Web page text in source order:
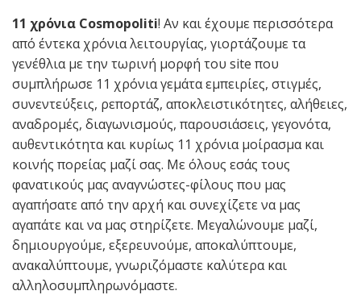
11 χρόνια Cosmopoliti! Αν και έχουμε περισσότερα
από έντεκα χρόνια λειτουργίας, γιορτάζουμε τα
γενέθλια με την τωρινή μορφή του site που
συμπλήρωσε 11 χρόνια γεμάτα εμπειρίες, στιγμές,
συνεντεύξεις, ρεπορτάζ, αποκλειστικότητες, αλήθειες,
αναδρομές, διαγωνισμούς, παρουσιάσεις, γεγονότα,
αυθεντικότητα και κυρίως 11 χρόνια μοίρασμα και
κοινής πορείας μαζί σας. Με όλους εσάς τους
φανατικούς μας αναγνώστες-φίλους που μας
αγαπήσατε από την αρχή και συνεχίζετε να μας
αγαπάτε και να μας στηρίζετε. Μεγαλώνουμε μαζί,
δημιουργούμε, εξερευνούμε, αποκαλύπτουμε,
ανακαλύπτουμε, γνωριζόμαστε καλύτερα και
αλληλοσυμπληρωνόμαστε.